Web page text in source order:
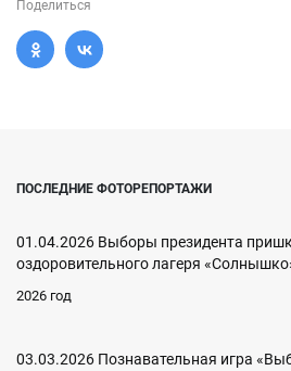
Поделиться
ПОСЛЕДНИЕ ФОТОРЕПОРТАЖИ
01.04.2026 Выборы президента
оздоровительного лагеря
2026 год
03.03.2026 Познавательная игра